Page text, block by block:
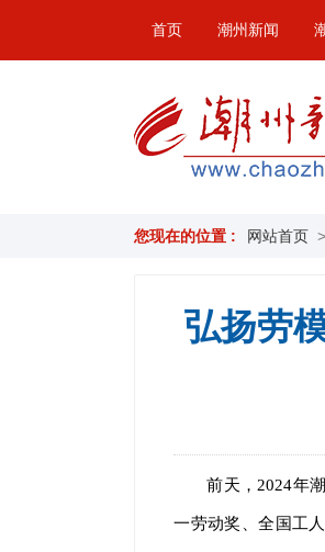
首页 潮州新闻
您现在的位置 : 网站首页
弘扬劳
前天，2024年
一劳动奖、全国工